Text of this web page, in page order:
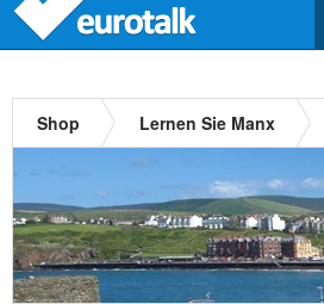
Shop Lernen Sie Manx